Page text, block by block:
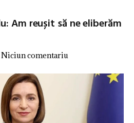
Am reușit să ne eliberăm
Niciun comentariu